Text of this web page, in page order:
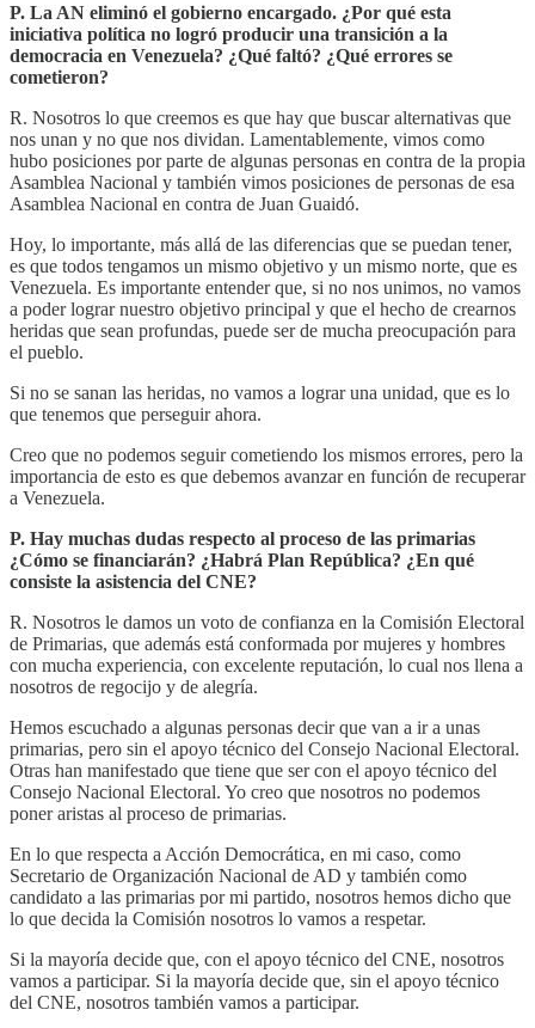
P. La AN eliminó el gobierno encargado. ¿Por qué esta
iniciativa política no logró producir una transición a la
democracia en Venezuela? ¿Qué faltó? ¿Qué errores se
cometieron?
R. Nosotros lo que creemos es que hay que buscar alternativas que
nos unan y no que nos dividan. Lamentablemente, vimos como
hubo posiciones por parte de algunas personas en contra de la propia
Asamblea Nacional y también vimos posiciones de personas de esa
Asamblea Nacional en contra de Juan Guaidó.
Hoy, lo importante, más allá de las diferencias que se puedan tener,
es que todos tengamos un mismo objetivo y un mismo norte, que es
Venezuela. Es importante entender que, si no nos unimos, no vamos
a poder lograr nuestro objetivo principal y que el hecho de crearnos
heridas que sean profundas, puede ser de mucha preocupación para
el pueblo.
Si no se sanan las heridas, no vamos a lograr una unidad, que es lo
que tenemos que perseguir ahora.
Creo que no podemos seguir cometiendo los mismos errores, pero la
importancia de esto es que debemos avanzar en función de recuperar
a Venezuela.
P. Hay muchas dudas respecto al proceso de las primarias
¿Cómo se financiarán? ¿Habrá Plan República? ¿En qué
consiste la asistencia del CNE?
R. Nosotros le damos un voto de confianza en la Comisión Electoral
de Primarias, que además está conformada por mujeres y hombres
con mucha experiencia, con excelente reputación, lo cual nos llena a
nosotros de regocijo y de alegría.
Hemos escuchado a algunas personas decir que van a ir a unas
primarias, pero sin el apoyo técnico del Consejo Nacional Electoral.
Otras han manifestado que tiene que ser con el apoyo técnico del
Consejo Nacional Electoral. Yo creo que nosotros no podemos
poner aristas al proceso de primarias.
En lo que respecta a Acción Democrática, en mi caso, como
Secretario de Organización Nacional de AD y también como
candidato a las primarias por mi partido, nosotros hemos dicho que
lo que decida la Comisión nosotros lo vamos a respetar.
Si la mayoría decide que, con el apoyo técnico del CNE, nosotros
vamos a participar. Si la mayoría decide que, sin el apoyo técnico
del CNE, nosotros también vamos a participar.